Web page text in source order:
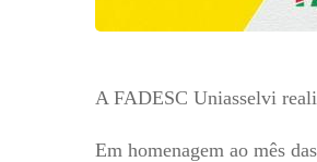
A FADESC Uniasselvi
Em homenagem ao mês